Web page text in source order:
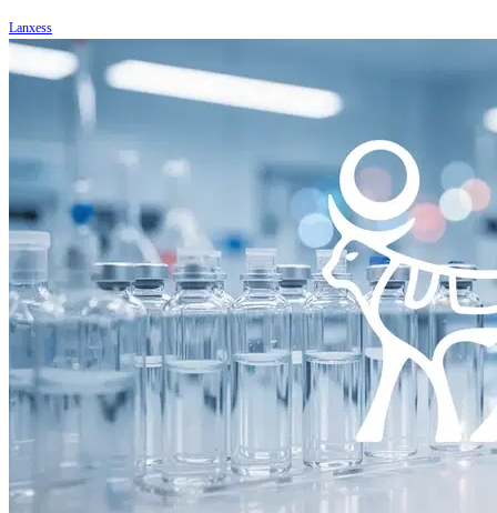
Lanxess